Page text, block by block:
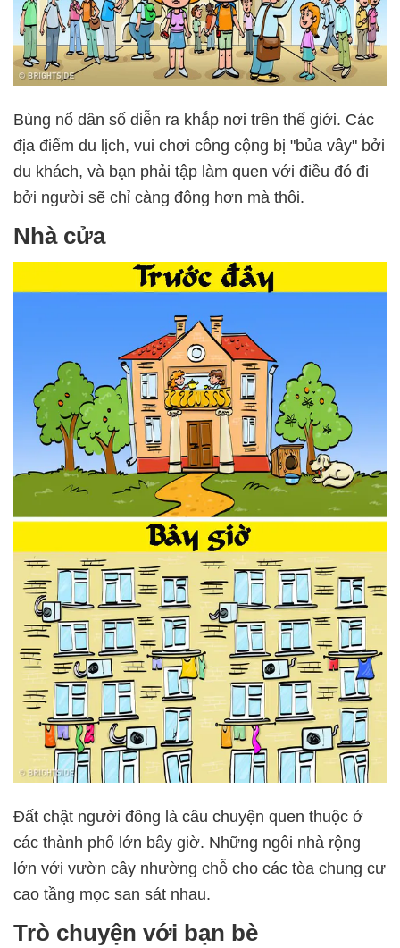
Bùng nổ dân số diễn ra khắp nơi trên thế giới. Các
địa điểm du lịch, vui chơi công cộng bị "bủa vây" bởi
du khách, và bạn phải tập làm quen với điều đó đi
bởi người sẽ chỉ càng đông hơn mà thôi.
Nhà cửa
Đất chật người đông là câu chuyện quen thuộc ở
các thành phố lớn bây giờ. Những ngôi nhà rộng
lớn với vườn cây nhường chỗ cho các tòa chung cư
cao tầng mọc san sát nhau.
Trò chuyện với bạn bè